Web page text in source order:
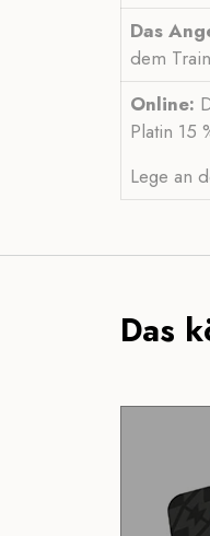
Das
dem
Online:
Platin 15
Lege an
Das